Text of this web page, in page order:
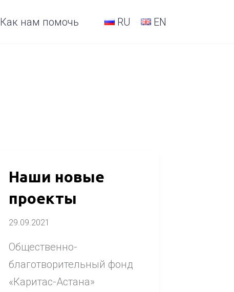
Как нам помочь RU EN
Наши новые
проекты
29.09.2021
Общественно-
благотворительный фонд
«Каритас-Астана»
Наши
проекты